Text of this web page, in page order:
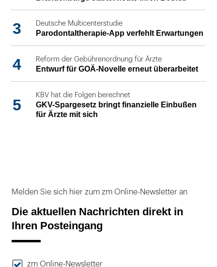
3 Deutsche Multicenterstudie
Parodontaltherapie-App verfehlt Erwartungen
4 Reform der Gebührenordnung für Ärzte
Entwurf für GOÄ-Novelle erneut überarbeitet
5
KBV hat die Folgen berechnet
GKV-Spargesetz bringt finanzielle Einbußen
für Ärzte mit sich
Melden Sie sich hier zum zm Online-Newsletter an
Die aktuellen Nachrichten direkt in
Ihren Posteingang
zm Online-Newsletter